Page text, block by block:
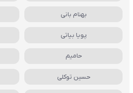
بهنام بانی
پویا بیاتی
حامیم
حسین توکلی